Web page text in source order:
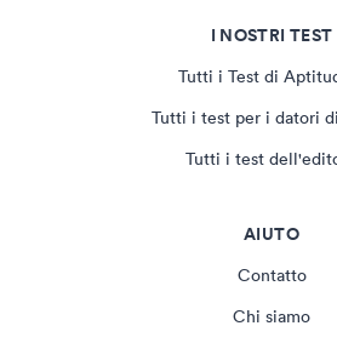
I NOSTRI TEST
Tutti i Test di
Tutti i test per i datori
Tutti i test
AIUTO
Contatto
Chi siamo